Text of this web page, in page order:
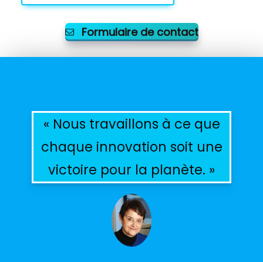
Formulaire de contact
« Nous travaillons à ce que
chaque innovation soit une
victoire pour la planète. »